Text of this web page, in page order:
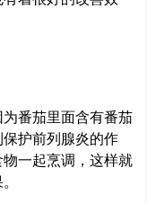
番茄里面含有番茄
护前列腺炎的作
一起烹调，这样就